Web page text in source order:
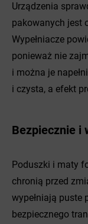
Urządzenia
pakowanych jest
Wypełniacze
ponieważ nie
i można je
i czysta, a efekt
Bezpiecznie i
Poduszki i maty
chronią przed
wypełniają puste
bezpiecznego